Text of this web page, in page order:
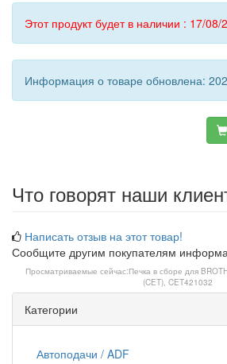
Этот продукт будет в наличии : 17/08/
Информация о товаре обновлена:
Что говорят наши
Написать отзыв на этот товар!
Сообщите другим покупателям
Просматриваемые сейчас:Печка в сборе для
(CET), CET421032
Категории
Автоподачи / ADF